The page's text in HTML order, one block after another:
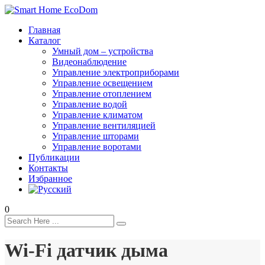
Главная
Каталог
Умный дом – устройства
Видеонаблюдение
Управление электроприборами
Управление освещением
Управление отоплением
Управление водой
Управление климатом
Управление вентиляцией
Управление шторами
Управление воротами
Публикации
Контакты
Избранное
0
Wi-Fi датчик дыма